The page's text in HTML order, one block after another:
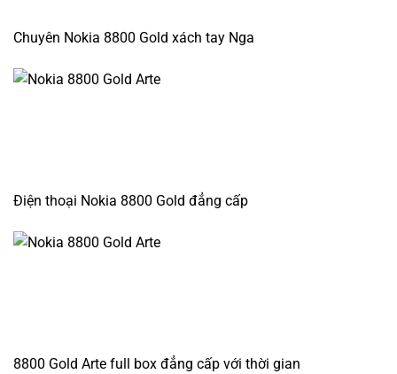
Chuyên Nokia 8800 Gold xách tay Nga
Điện thoại Nokia 8800 Gold đẳng cấp
8800 Gold Arte full box đẳng cấp với thời gian